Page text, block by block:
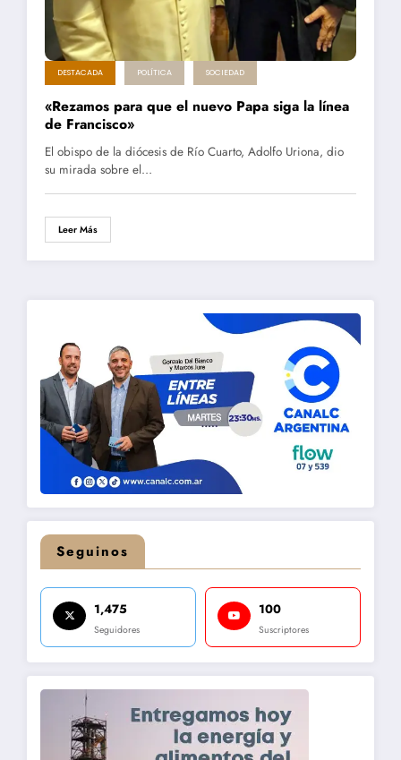
DESTACADA POLÍTICA SOCIEDAD
«Rezamos para que el nuevo Papa siga la línea
de Francisco»
El obispo de la diócesis de Río Cuarto, Adolfo Uriona, dio
su mirada sobre el…
Leer Más
Seguinos
1,475
Seguidores
100
Suscriptores